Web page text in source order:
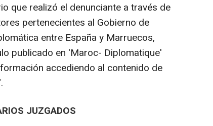
que realizó el denunciante a través de
pertenecientes al Gobierno de
entre España y Marruecos,
publicado en 'Maroc- Diplomatique'
accediendo al contenido de
JUZGADOS